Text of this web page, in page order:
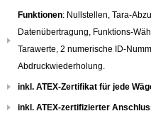
Funktionen: Nullstellen, Tara-
Datenübertragung, Funktions-
Tarawerte, 2 numerische ID-
Abdruckwiederholung.
inkl. ATEX-Zertifikat für jede
inkl. ATEX-zertifizierter